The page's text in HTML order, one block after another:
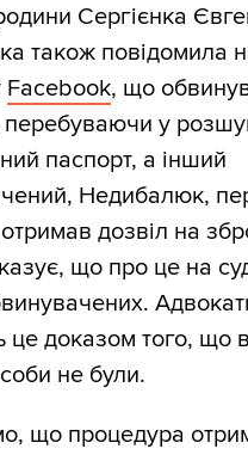
Сергієнка
також повідомила
Facebook, що
у
паспорт, а інший
Недибалюк,
дозвіл на
що про це на
це доказом того, що
не були.
що процедура